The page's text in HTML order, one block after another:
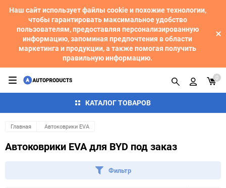
Наш сайт использует файлы cookie и похожие технологии,
чтобы гарантировать максимальное удобство
пользователям, предоставляя персонализированную
информацию, запоминая предпочтения в области
маркетинга и продукции, а также помогая получить
правильную информацию.
КАТАЛОГ ТОВАРОВ
0
Главная Автоковрики EVA
Автоковрики EVA для BYD под заказ
Фильтр